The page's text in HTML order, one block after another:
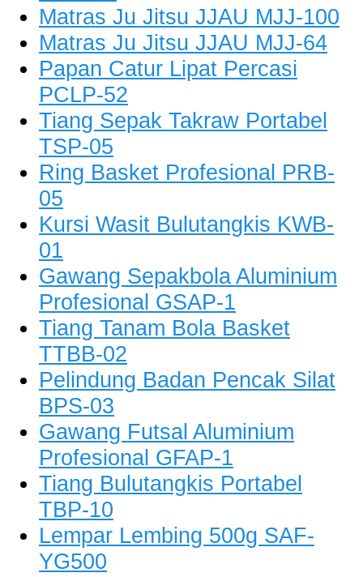
Matras Ju Jitsu JJAU MJJ-100
Matras Ju Jitsu JJAU MJJ-64
Papan Catur Lipat Percasi
PCLP-52
Tiang Sepak Takraw Portabel
TSP-05
Ring Basket Profesional PRB-
05
Kursi Wasit Bulutangkis KWB-
01
Gawang Sepakbola Aluminium
Profesional GSAP-1
Tiang Tanam Bola Basket
TTBB-02
Pelindung Badan Pencak Silat
BPS-03
Gawang Futsal Aluminium
Profesional GFAP-1
Tiang Bulutangkis Portabel
TBP-10
Lempar Lembing 500g SAF-
YG500